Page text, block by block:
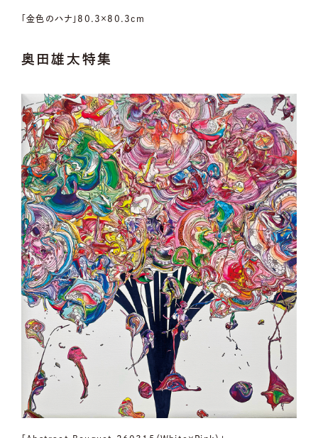
「金色のハナ」80.3×80.3cm
奥田雄太特集